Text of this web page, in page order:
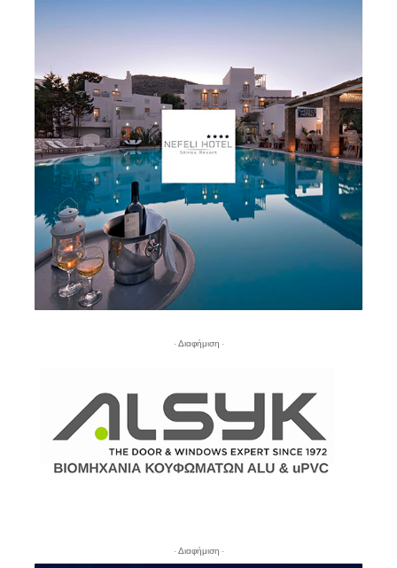
- Διαφήμιση -
- Διαφήμιση -